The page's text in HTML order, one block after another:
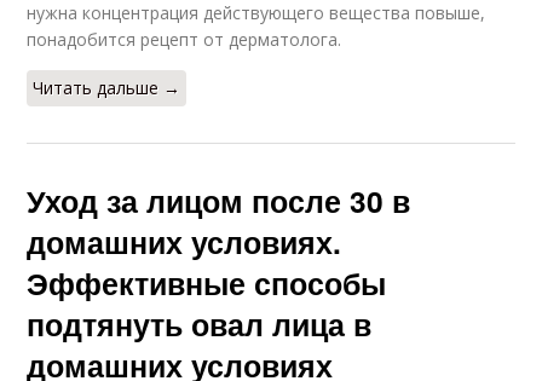
нужна концентрация действующего вещества повыше,
понадобится рецепт от дерматолога.
Читать дальше →
Уход за лицом после 30 в
домашних условиях.
Эффективные способы
подтянуть овал лица в
домашних условиях